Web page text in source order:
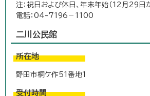
注：祝日および休日、年末年始（12月29日
電話：04-7196－1100
二川公民館
所在地
野田市桐ケ作51番地1
受付時間